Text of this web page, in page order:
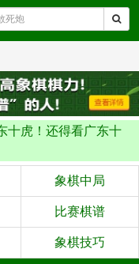
十虎！还得看广东十
象棋中局
比赛棋谱
象棋技巧